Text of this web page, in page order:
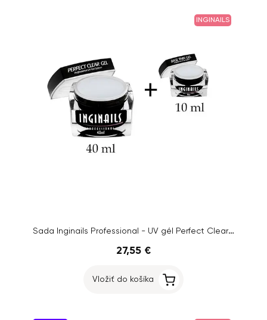
INGINAILS
Sada Inginails Professional - UV gél Perfect Clear Gel 40ml + UV gél Base Thin Gel 10ml
27,55 €
Vložiť do košíka